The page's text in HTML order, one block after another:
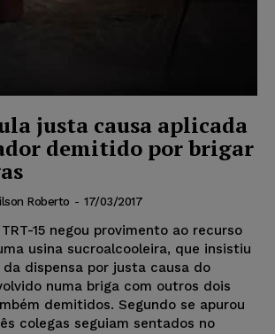
justa causa aplicada
demitido por brigar
Roberto - 17/03/2017
15 negou provimento ao recurso
usina sucroalcooleira, que insistiu
dispensa por justa causa do
numa briga com outros dois
demitidos. Segundo se apurou
colegas seguiam sentados no